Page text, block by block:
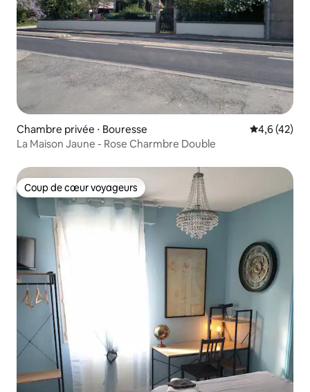
Chambre privée ⋅ Bouresse Évaluation
4,6 (42)
La Maison Jaune - Rose Charmbre Double
Coup de cœur voyageurs
Coup de cœur voyageurs